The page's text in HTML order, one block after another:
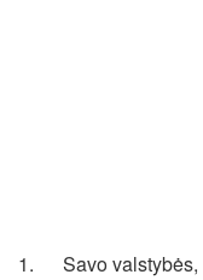
1. Savo valstybės,